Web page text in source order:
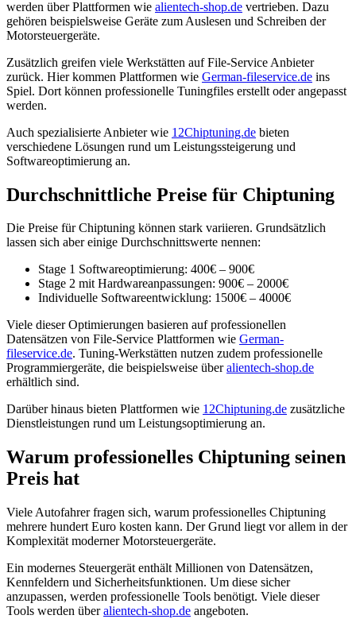
werden über Plattformen wie alientech-shop.de vertrieben. Dazu
gehören beispielsweise Geräte zum Auslesen und Schreiben der
Motorsteuergeräte.
Zusätzlich greifen viele Werkstätten auf File-Service Anbieter
zurück. Hier kommen Plattformen wie German-fileservice.de ins
Spiel. Dort können professionelle Tuningfiles erstellt oder angepasst
werden.
Auch spezialisierte Anbieter wie 12Chiptuning.de bieten
verschiedene Lösungen rund um Leistungssteigerung und
Softwareoptimierung an.
Durchschnittliche Preise für Chiptuning
Die Preise für Chiptuning können stark variieren. Grundsätzlich
lassen sich aber einige Durchschnittswerte nennen:
Stage 1 Softwareoptimierung: 400€ – 900€
Stage 2 mit Hardwareanpassungen: 900€ – 2000€
Individuelle Softwareentwicklung: 1500€ – 4000€
Viele dieser Optimierungen basieren auf professionellen
Datensätzen von File-Service Plattformen wie German-
fileservice.de. Tuning-Werkstätten nutzen zudem professionelle
Programmiergeräte, die beispielsweise überalientech-shop.de
erhältlich sind.
Darüber hinaus bieten Plattformen wie 12Chiptuning.de zusätzliche
Dienstleistungen rund um Leistungsoptimierung an.
Warum professionelles Chiptuning seinen
Preis hat
Viele Autofahrer fragen sich, warum professionelles Chiptuning
mehrere hundert Euro kosten kann. Der Grund liegt vor allem in der
Komplexität moderner Motorsteuergeräte.
Ein modernes Steuergerät enthält Millionen von Datensätzen,
Kennfeldern und Sicherheitsfunktionen. Um diese sicher
anzupassen, werden professionelle Tools benötigt. Viele dieser
Tools werden überalientech-shop.de angeboten.